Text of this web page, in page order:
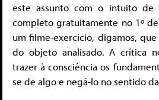
este assunto com o intuito de
completo gratuitamente no 1º
um filme-exercício, digamos,
do objeto analisado. A crítica
trazer à consciência os
se de algo e negá-lo no sentido